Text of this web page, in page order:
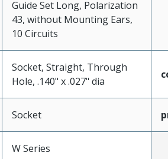
Guide Set Long, Polarization
43, without Mounting Ears,
10 Circuits
Socket, Straight, Through
Hole, .140" x .027" dia
Socket
W Series